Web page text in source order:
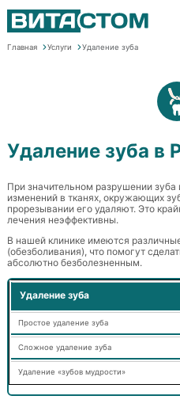
Главная Услуги Удаление зуба
Удаление зуба в
При значительном разрушении
изменений в тканях, окружающих
прорезывании его удаляют. Это
лечения неэффективны.
В нашей клинике имеются
(обезболивания), что помогут
абсолютно безболезненным.
Удаление зуба
Простое удаление зуба
Сложное удаление зуба
Удаление «зубов мудрости»